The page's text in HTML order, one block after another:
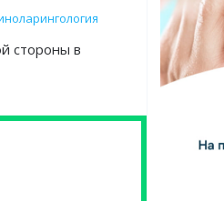
стороны в